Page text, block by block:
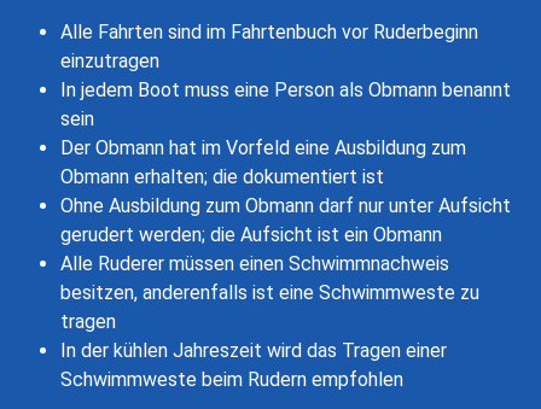
Alle Fahrten sind im Fahrtenbuch vor Ruderbeginn
einzutragen
In jedem Boot muss eine Person als Obmann benannt
sein
Der Obmann hat im Vorfeld eine Ausbildung zum
Obmann erhalten; die dokumentiert ist
Ohne Ausbildung zum Obmann darf nur unter Aufsicht
gerudert werden; die Aufsicht ist ein Obmann
Alle Ruderer müssen einen Schwimmnachweis
besitzen, anderenfalls ist eine Schwimmweste zu
tragen
In der kühlen Jahreszeit wird das Tragen einer
Schwimmweste beim Rudern empfohlen